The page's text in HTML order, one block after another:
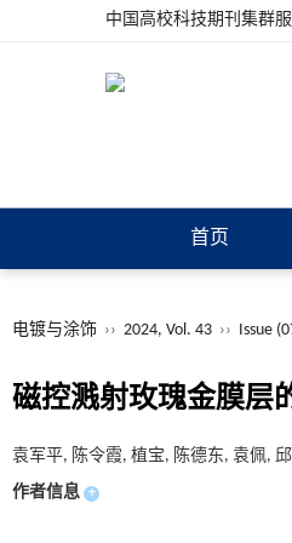
中国高校科技期刊集群
首页
电镀与涂饰 ›› 2024, Vol. 43 ›› Issue
磁控溅射玫瑰金膜层
袁军平, 陈令霞, 植宝, 陈德东, 袁佩,
作者信息 +